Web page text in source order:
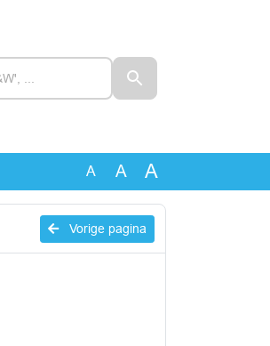
A A A
Vorige pagina